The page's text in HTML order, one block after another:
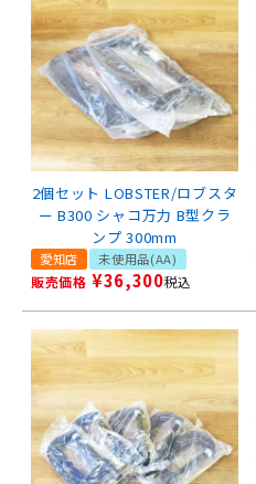
2個セット LOBSTER/ロブスタ
ー B300 シャコ万力 B型クラ
ンプ 300mm
愛知店 未使用品(AA)
販売価格 ¥36,300税込